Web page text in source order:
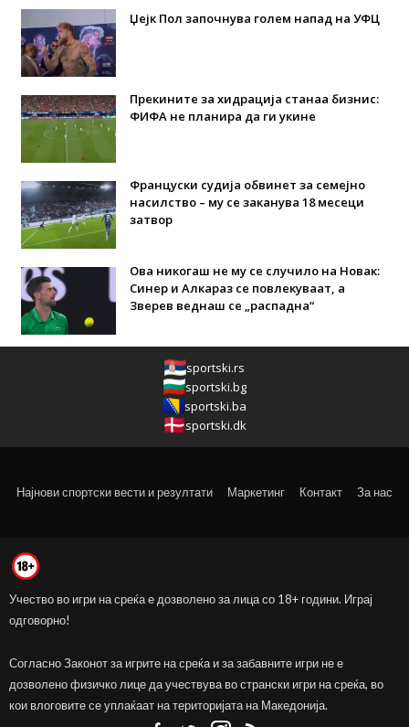
Џејк Пол започнува голем напад на УФЦ
Прекините за хидрација станаа бизнис:
ФИФА не планира да ги укине
Француски судија обвинет за семејно
насилство – му се заканува 18 месеци
затвор
Ова никогаш не му се случило на Новак:
Синер и Алкараз се повлекуваат, а
Зверев веднаш се „распадна“
sportski.rs
sportski.bg
sportski.ba
sportski.dk
Најнови спортски вести и резултати Маркетинг Контакт За нас
Учество во игри на среќа е дозволено за лица со 18+ години. Играј
одговорно!
Согласно Законот за игрите на среќа и за забавните игри не е
дозволено физичко лице да учествува во странски игри на среќа, во
кои влоговите се уплаќаат на територијата на Македонија.